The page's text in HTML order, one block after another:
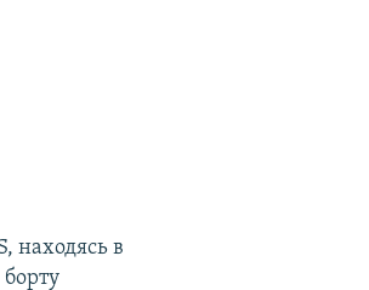
находясь в